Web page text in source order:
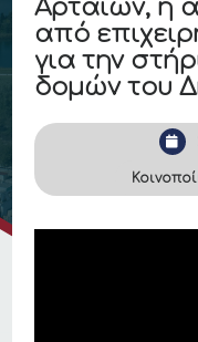
Αρταίων, η
από
για την
δομών του